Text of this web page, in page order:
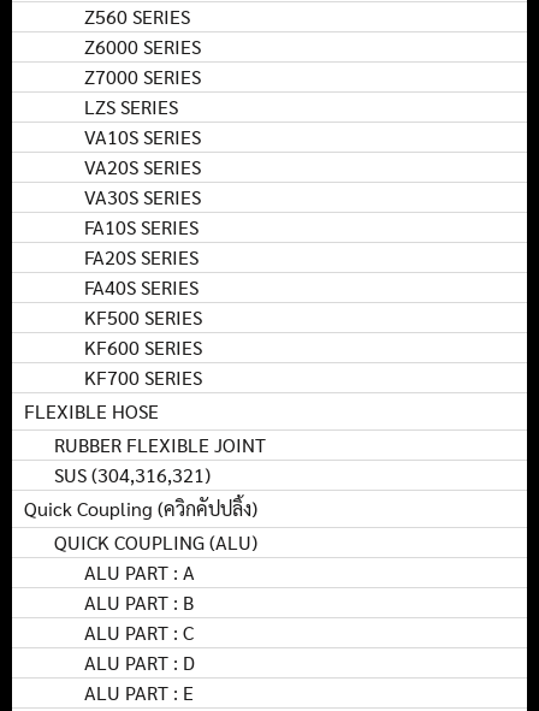
Z560 SERIES
Z6000 SERIES
Z7000 SERIES
LZS SERIES
VA10S SERIES
VA20S SERIES
VA30S SERIES
FA10S SERIES
FA20S SERIES
FA40S SERIES
KF500 SERIES
KF600 SERIES
KF700 SERIES
FLEXIBLE HOSE
RUBBER FLEXIBLE JOINT
SUS (304,316,321)
Quick Coupling (ควิกคัปปลิ้ง)
QUICK COUPLING (ALU)
ALU PART : A
ALU PART : B
ALU PART : C
ALU PART : D
ALU PART : E